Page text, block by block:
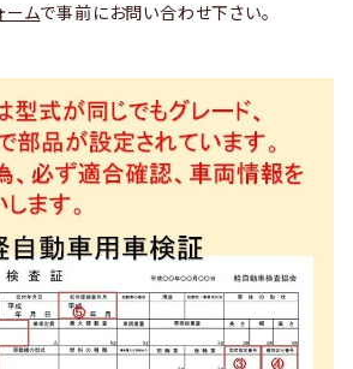
ームで事前にお問い合わせ下さい。